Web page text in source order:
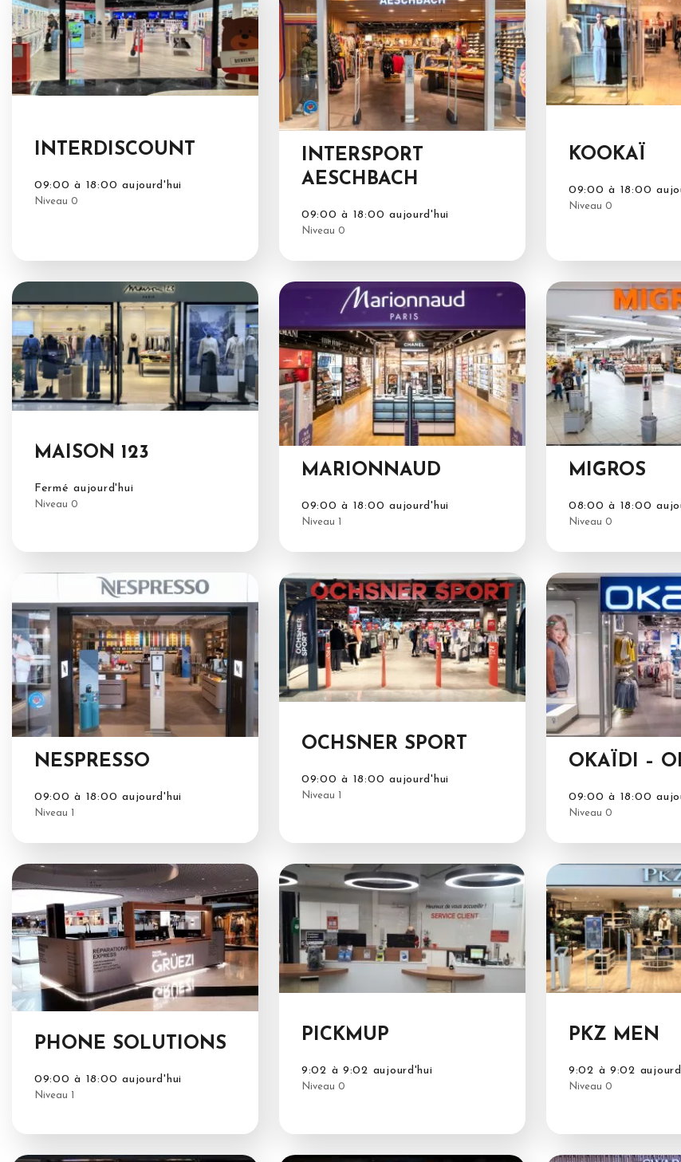
INTERDISCOUNT
09:00 à 18:00 aujourd'hui
Niveau 0
INTERSPORT
AESCHBACH
09:00 à 18:00 aujourd'hui
Niveau 0
KOOKAÏ
09:00 à 18:00
Niveau 0
MAISON 123
Fermé aujourd'hui
Niveau 0
MARIONNAUD
09:00 à 18:00 aujourd'hui
Niveau 1
MIGROS
08:00 à 18:00
Niveau 0
NESPRESSO
09:00 à 18:00 aujourd'hui
Niveau 1
OCHSNER SPORT
09:00 à 18:00 aujourd'hui
Niveau 1
OKAÏDI –
09:00 à 18:00
Niveau 0
PHONE SOLUTIONS
09:00 à 18:00 aujourd'hui
Niveau 1
PICKMUP
9:02 à 9:02 aujourd'hui
Niveau 0
PKZ MEN
9:02 à 9:02
Niveau 0